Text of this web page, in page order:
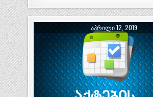
ᲐᲞᲠᲘᲚᲘ 12, 2019